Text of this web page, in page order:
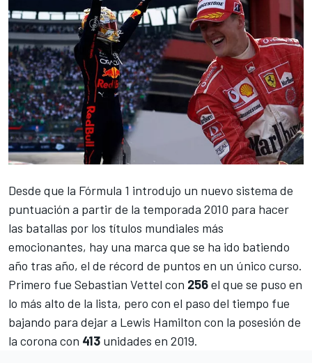
Desde que la Fórmula 1 introdujo un nuevo sistema de
puntuación a partir de la temporada 2010 para hacer
las batallas por los títulos mundiales más
emocionantes, hay una marca que se ha ido batiendo
año tras año, el de récord de puntos en un único curso.
Primero fue Sebastian Vettel con 256el que se puso en
lo más alto de la lista, pero con el paso del tiempo fue
bajando para dejar a Lewis Hamilton con la posesión de
la corona con 413 unidades en 2019.